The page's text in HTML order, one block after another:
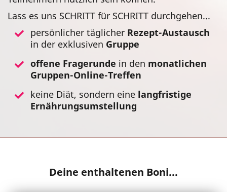
Lass es uns SCHRITT für SCHRITT durchgehen...
persönlicher täglicher Rezept-Austausch
in der exklusiven Gruppe
offene Fragerunde in den monatlichen
Gruppen-Online-Treffen
keine Diät, sondern eine langfristige
Ernährungsumstellung
Deine enthaltenen Boni...